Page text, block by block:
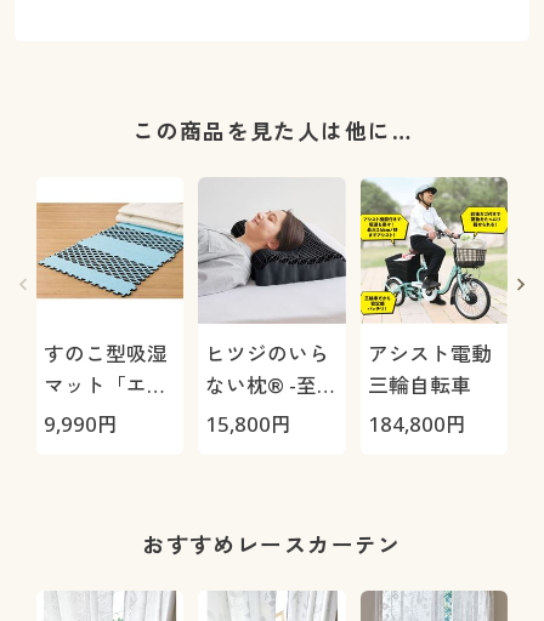
この商品を見た人は他に…
すのこ型吸湿
マット「エア
ージョブ®」
9,990円
ヒツジのいら
ない枕® -至
極-
15,800円
アシスト電動
三輪自転車
184,800円
おすすめレースカーテン